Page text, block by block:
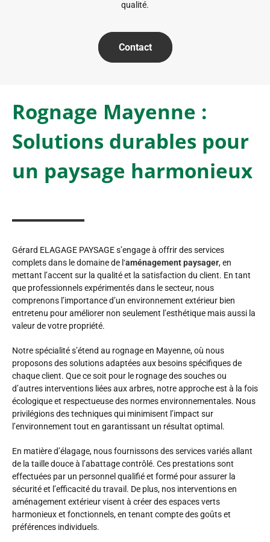
qualité.
Contact
Rognage Mayenne :
Solutions durables pour
un paysage harmonieux
Gérard ELAGAGE PAYSAGE s’engage à offrir des services
complets dans le domaine de l ‘aménagement paysager, en
mettant l’accent sur la qualité et la satisfaction du client. En tant
que professionnels expérimentés dans le secteur, nous
comprenons l’importance d’un environnement extérieur bien
entretenu pour améliorer non seulement l’esthétique mais aussi la
valeur de votre propriété.
Notre spécialité s’étend au rognage en Mayenne, où nous
proposons des solutions adaptées aux besoins spécifiques de
chaque client. Que ce soit pour le rognage des souches ou
d’autres interventions liées aux arbres, notre approche est à la fois
écologique et respectueuse des normes environnementales. Nous
privilégions des techniques qui minimisent l’impact sur
l’environnement tout en garantissant un résultat optimal.
En matière d’élagage, nous fournissons des services variés allant
de la taille douce à l’abattage contrôlé. Ces prestations sont
effectuées par un personnel qualifié et formé pour assurer la
sécurité et l’efficacité du travail. De plus, nos interventions en
aménagement extérieur visent à créer des espaces verts
harmonieux et fonctionnels, en tenant compte des goûts et
préférences individuels.